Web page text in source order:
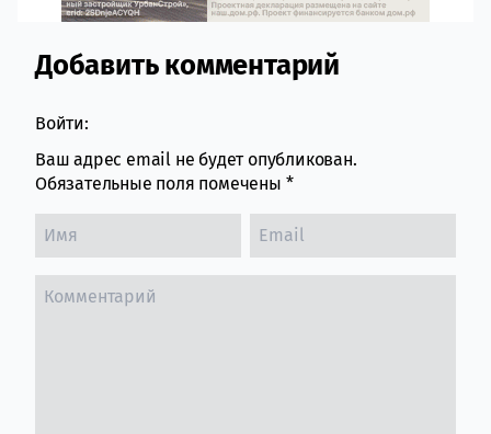
Comment section
Добавить комментарий
Войти:
Ваш адрес email не будет опубликован.
Обязательные поля помечены *